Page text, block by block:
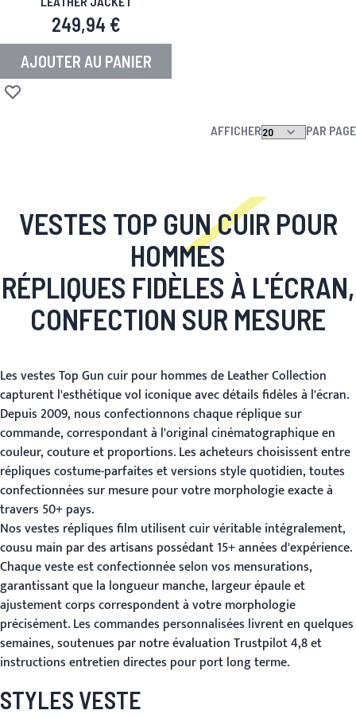
249,94 €
AJOUTER AU PANIER
Ajouter à la liste d'achats
AFFICHER PAR PAGE
VESTES TOP GUN CUIR POUR
HOMMES
RÉPLIQUES FIDÈLES À L'ÉCRAN,
CONFECTION SUR MESURE
Les vestes Top Gun cuir pour hommes de Leather Collection
capturent l'esthétique vol iconique avec détails fidèles à l'écran.
Depuis 2009, nous confectionnons chaque réplique sur
commande, correspondant à l'original cinématographique en
couleur, couture et proportions. Les acheteurs choisissent entre
répliques costume-parfaites et versions style quotidien, toutes
confectionnées sur mesure pour votre morphologie exacte à
travers 50+ pays.
Nos vestes répliques film utilisent cuir véritable intégralement,
cousu main par des artisans possédant 15+ années d'expérience.
Chaque veste est confectionnée selon vos mensurations,
garantissant que la longueur manche, largeur épaule et
ajustement corps correspondent à votre morphologie
précisément. Les commandes personnalisées livrent en quelques
semaines, soutenues par notre évaluation Trustpilot 4,8 et
instructions entretien directes pour port long terme.
STYLES VESTE